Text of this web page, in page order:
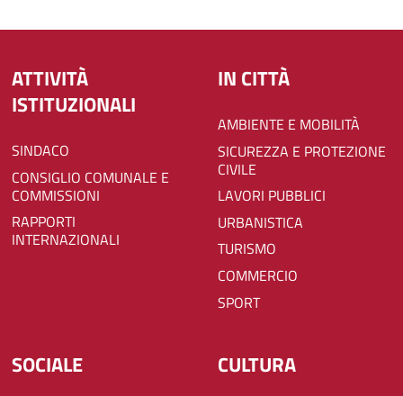
ATTIVITÀ
ISTITUZIONALI
SINDACO
CONSIGLIO COMUNALE E
COMMISSIONI
RAPPORTI
INTERNAZIONALI
IN CITTÀ
AMBIENTE E MOBILITÀ
SICUREZZA E PROTEZIONE
CIVILE
LAVORI PUBBLICI
URBANISTICA
TURISMO
COMMERCIO
SPORT
SOCIALE CULTURA